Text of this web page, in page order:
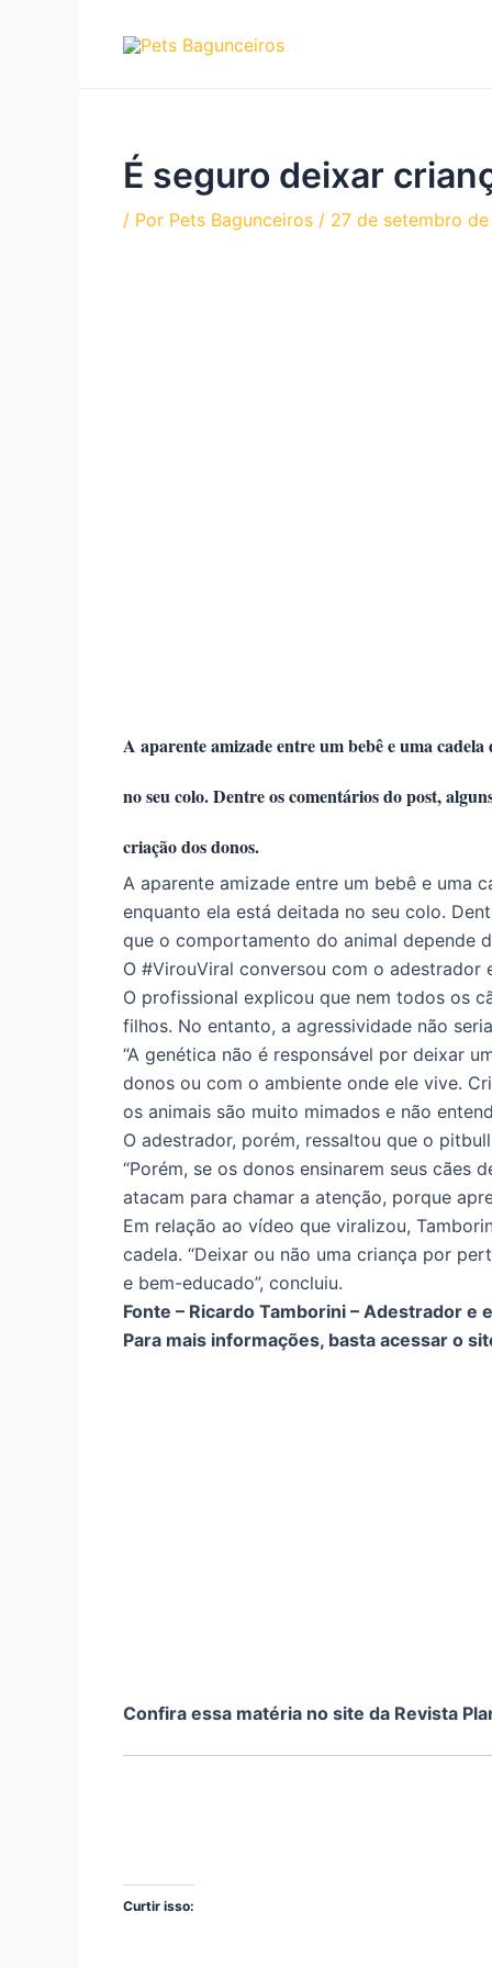
É seguro deixar
/ Por Pets Bagunceiros / 27 de setembro de
A aparente amizade entre um bebê e uma
no seu colo. Dentre os comentários do post,
criação dos donos.
A aparente amizade entre um bebê e uma
enquanto ela está deitada no seu colo.
que o comportamento do animal depende
O #VirouViral conversou com o
O profissional explicou que nem todos os
filhos. No entanto, a agressividade não
“A genética não é responsável por deixar
donos ou com o ambiente onde ele vive.
os animais são muito mimados e não
O adestrador, porém, ressaltou que o
“Porém, se os donos ensinarem seus cães
atacam para chamar a atenção, porque
Em relação ao vídeo que viralizou,
cadela. “Deixar ou não uma criança por
e bem-educado”, concluiu.
Fonte – Ricardo Tamborini – Adestrador
Para mais informações, basta acessar o
Confira essa matéria no site da Revista
Curtir isso: